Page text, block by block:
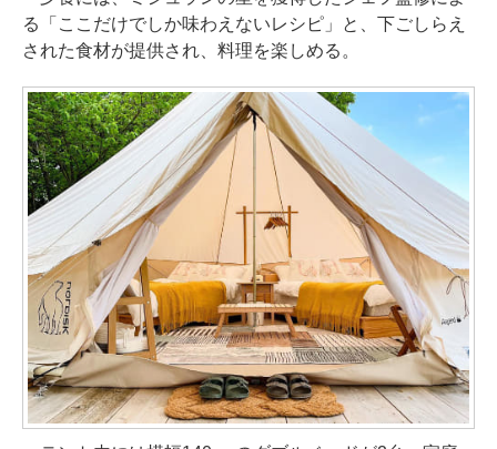
る「ここだけでしか味わえないレシピ」と、下ごしらえ
された食材が提供され、料理を楽しめる。